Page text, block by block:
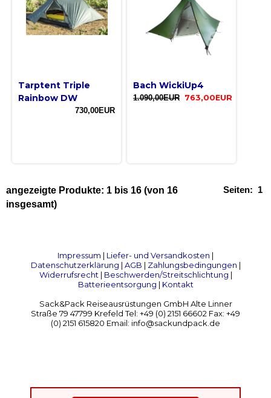
Tarptent Triple
Rainbow DW
730,00EUR
Bach WickiUp4
1.090,00EUR 763,00EUR
Seiten: 1
angezeigte Produkte: 1 bis 16 (von 16
insgesamt)
Impressum | Liefer- und Versandkosten |
Datenschutzerklärung | AGB | Zahlungsbedingungen |
Widerrufsrecht | Beschwerden/Streitschlichtung |
Batterieentsorgung | Kontakt
Sack&Pack Reiseausrüstungen GmbH Alte Linner
Straße 79 47799 Krefeld Tel: +49 (0) 2151 66602 Fax: +49
(0) 2151 615820 Email: info@sackundpack.de